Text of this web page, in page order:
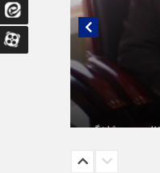
سه‌ شاخگی